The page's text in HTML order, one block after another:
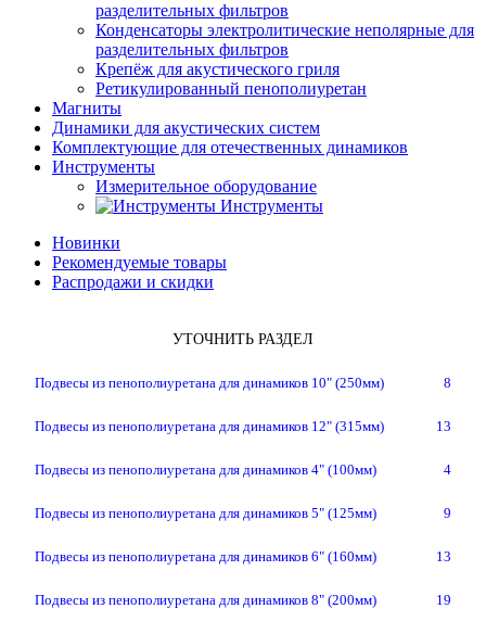
разделительных фильтров
Конденсаторы электролитические неполярные для
разделительных фильтров
Крепёж для акустического гриля
Ретикулированный пенополиуретан
Магниты
Динамики для акустических систем
Комплектующие для отечественных динамиков
Инструменты
Измерительное оборудование
Инструменты
Новинки
Рекомендуемые товары
Распродажи и скидки
УТОЧНИТЬ РАЗДЕЛ
Подвесы из пенополиуретана для динамиков 10" (250мм) 8
Подвесы из пенополиуретана для динамиков 12" (315мм) 13
Подвесы из пенополиуретана для динамиков 4" (100мм) 4
Подвесы из пенополиуретана для динамиков 5" (125мм) 9
Подвесы из пенополиуретана для динамиков 6" (160мм) 13
Подвесы из пенополиуретана для динамиков 8" (200мм) 19